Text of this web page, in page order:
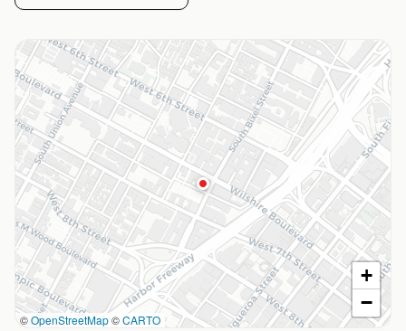
©OpenStreetMap©CARTO
+
−